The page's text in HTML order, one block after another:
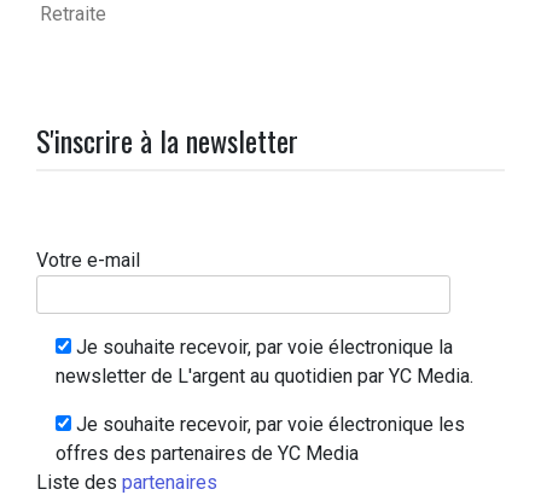
Retraite
S'inscrire à la newsletter
Votre e-mail
Je souhaite recevoir, par voie électronique la
newsletter de L'argent au quotidien par YC Media.
Je souhaite recevoir, par voie électronique les
offres des partenaires de YC Media
Liste des partenaires